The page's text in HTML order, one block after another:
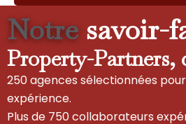
Notresavoir-
Property-Partners,
250 agences sélectionnées
expérience.
Plus de 750 collaborateurs